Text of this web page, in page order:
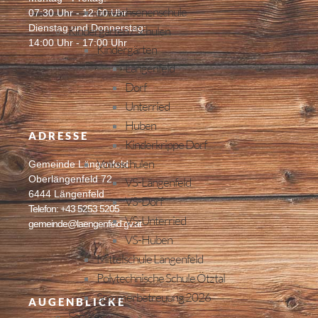
Erwachsenenschule
Kindergärten / Schulen
Kindergärten
Längenfeld
Dorf
Unterried
Huben
Kinderkrippe Dorf
Volksschulen
VS-Längenfeld
VS-Dorf
VS-Unterried
VS-Huben
Mittelschule Längenfeld
Polytechnische Schule Ötztal
Sommerbetreuung 2026
07:30 Uhr - 12:00 Uhr
Dienstag und Donnerstag:
14:00 Uhr - 17:00 Uhr
ADRESSE
Gemeinde Längenfeld
Oberlängenfeld 72
6444 Längenfeld
Telefon: +43 5253 5205
gemeinde@laengenfeld.gv.at
AUGENBLICKE